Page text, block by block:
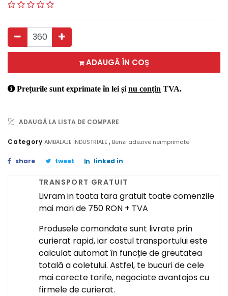
ADAUGĂ ÎN COȘ
Prețurile sunt exprimate în lei și nu conțin TVA.
ADAUGĂ LA LISTA DE COMPARE
CategoryAMBALAJE INDUSTRIALE, Benzi adezive neimprimate
share tweet linked in
TRANSPORT GRATUIT
Livram in toata tara gratuit toate comenzile
mai mari de 750 RON + TVA
Produsele comandate sunt livrate prin
curierat rapid, iar costul transportului este
calculat automat în funcție de greutatea
totală a coletului. Astfel, te bucuri de cele
mai corecte tarife, negociate avantajos cu
firmele de curierat.